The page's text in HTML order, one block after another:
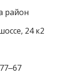
район
24 к2